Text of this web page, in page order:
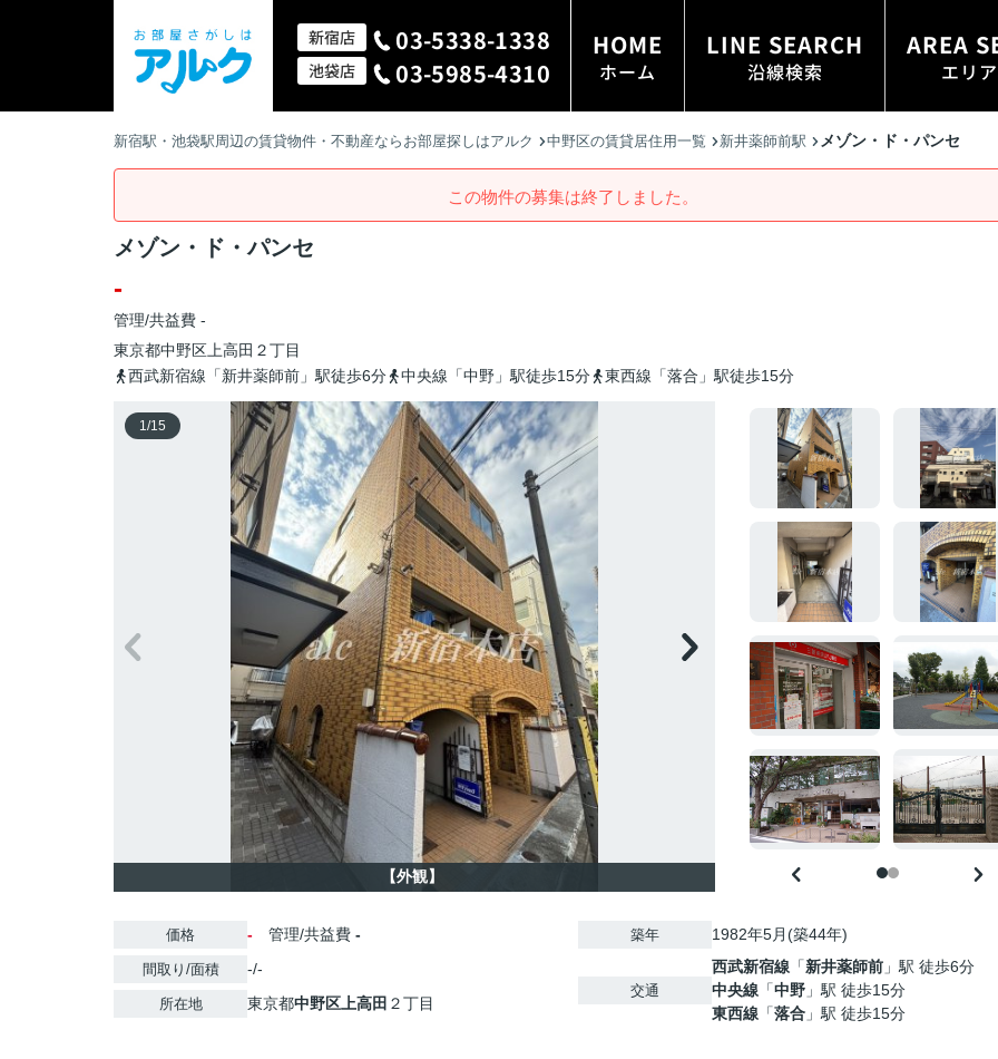
新宿店 03-5338-1338
池袋店 03-5985-4310
HOME
ホーム
LINE SEARCH
沿線検索
AREA
エリ
新宿駅・池袋駅周辺の賃貸物件・不動産ならお部屋探しはアルク 中野区の賃貸居住用一覧 新井薬師前駅 メゾン・ド・パンセ
この物件の募集は終了しました。
メゾン・ド・パンセ
-
管理/共益費 -
東京都中野区 上高田 ２丁目
西武新宿線「新井薬師前」駅徒歩6分
中央線「中野」駅徒歩15分 東西線「落合」駅徒歩15分
1/15
【外観】
価格 - 管理/共益費 -
間取り/面積 -/-
所在地 東京都中野区 上高田 ２丁目
築年 1982年5月(築44年)
交通
西武新宿線 「新井薬師前 」駅 徒歩6分
中央線 「中野 」駅 徒歩15分
東西線 「落合 」駅 徒歩15分